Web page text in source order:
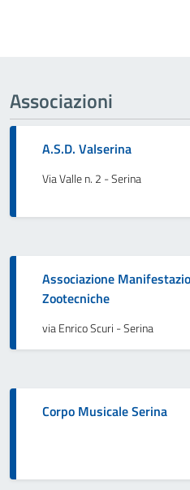
Associazioni
A.S.D. Valserina
Via Valle n. 2 - Serina
Associazione
Zootecniche
via Enrico Scuri - Serina
Corpo Musicale Serina